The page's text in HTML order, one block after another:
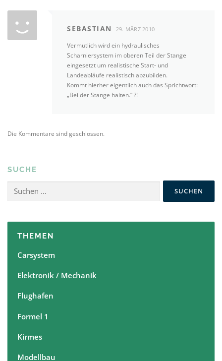
SEBASTIAN 29. MÄRZ 2010
Vermutlich wird ein hydraulisches
Scharniersystem im oberen Teil der Stange
eingesetzt um realistische Start- und
Landeabläufe realistisch abzubilden.
Kommt hierher eigentlich auch das Sprichtwort:
„Bei der Stange halten.“ ?!
Die Kommentare sind geschlossen.
SUCHE
nach:
THEMEN
Carsystem
Elektronik / Mechanik
Flughafen
Formel 1
Kirmes
Modellbau